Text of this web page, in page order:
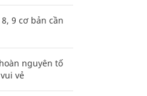
9 cơ bản cần
nguyên tố
vẻ